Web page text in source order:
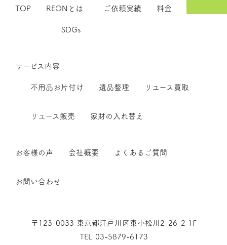
TOP REONとは
SDGs
ご依頼実績 料金
サービス内容
不用品お片付け 遺品整理 リユース買取
リユース販売 家財の入れ替え
お客様の声 会社概要 よくあるご質問
お問い合わせ
〒123-0033 東京都江戸川区東小松川2-26-2 1F
TEL 03-5879-6173